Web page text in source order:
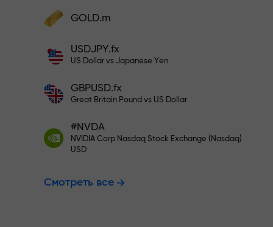
Пополните счёт — и получите бонус в
X1000 — это не опечатка. Чем больше
депозит, тем выше множитель.
Пополните на $333 —
Торгуйте
Бонус до
GOLD.m
USDJPY.fx
US Dollar vs Japanese Yen
GBPUSD.fx
Great Britain Pound vs US Dollar
#NVDA
NVIDIA Corp Nasdaq Stock Exchange (Nasdaq)
USD
Смотреть все